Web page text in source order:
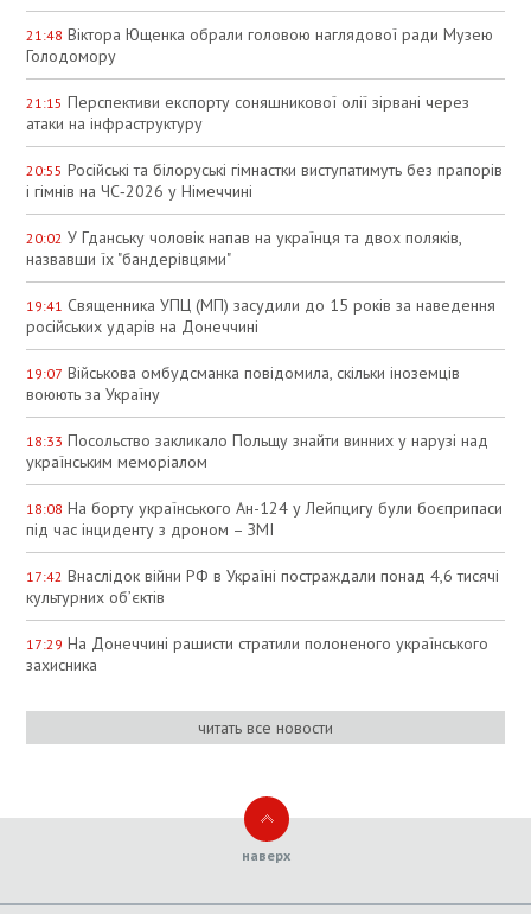
21:48 Віктора Ющенка обрали головою наглядової ради Музею
Голодомору
21:15 Перспективи експорту соняшникової олії зірвані через
атаки на інфраструктуру
20:55 Російські та білоруські гімнастки виступатимуть без прапорів
і гімнів на ЧС‑2026 у Німеччині
20:02 У Гданську чоловік напав на українця та двох поляків,
назвавши їх "бандерівцями"
19:41 Священника УПЦ (МП) засудили до 15 років за наведення
російських ударів на Донеччині
19:07 Військова омбудсманка повідомила, скільки іноземців
воюють за Україну
18:33 Посольство закликало Польщу знайти винних у нарузі над
українським меморіалом
18:08 На борту українського Ан-124 у Лейпцигу були боєприпаси
під час інциденту з дроном – ЗМІ
17:42 Внаслідок війни РФ в Україні постраждали понад 4,6 тисячі
культурних об’єктів
17:29 На Донеччині рашисти стратили полоненого українського
захисника
читать все новости
наверх